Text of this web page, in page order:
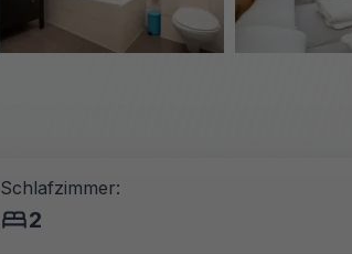
Schlafzimmer:
2